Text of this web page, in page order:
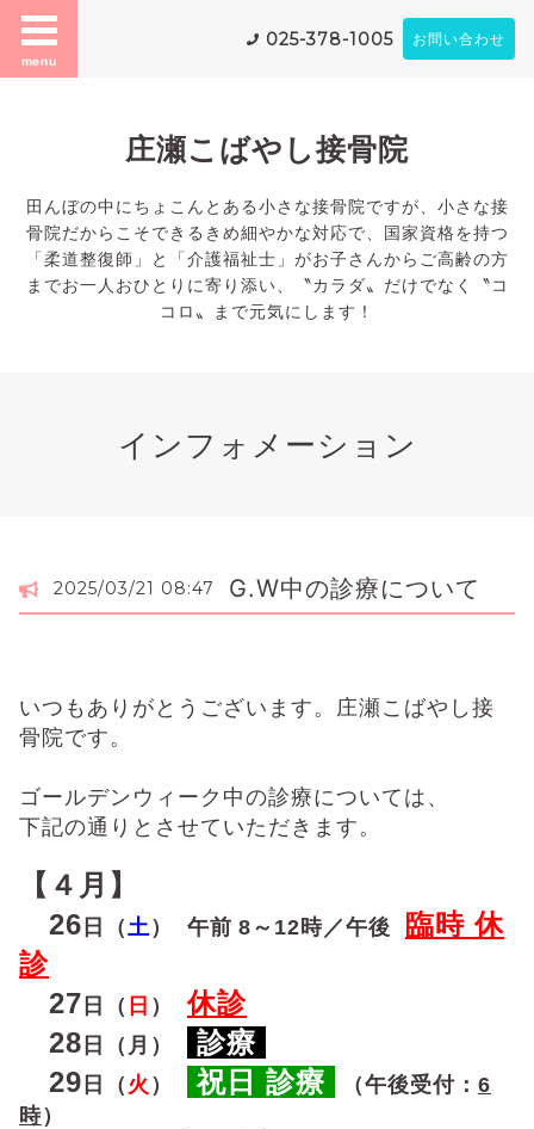
menu
025-378-1005 お問い合わせ
庄瀬こばやし接骨院
田んぼの中にちょこんとある小さな接骨院ですが、小さな接
骨院だからこそできるきめ細やかな対応で、国家資格を持つ
「柔道整復師」と「介護福祉士」がお子さんからご高齢の方
までお一人おひとりに寄り添い、〝カラダ〟だけでなく〝コ
コロ〟まで元気にします！
インフォメーション
2025/03/21 08:47 G.W中の診療について
いつもありがとうございます。庄瀬こばやし接
骨院です。
ゴールデンウィーク中の診療については、
下記の通りとさせていただきます。
【４月】
26 日（ 土） 午前 8～12時／午後
臨時 休
診
27 日（ 日 ）休診
28 日（月）
診療
29 日（ 火 ） 祝日 診療 （午後受付： 6
時）